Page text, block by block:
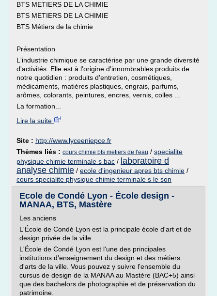
BTS METIERS DE LA CHIMIE
BTS METIERS DE LA CHIMIE
BTS Métiers de la chimie
Présentation
L'industrie chimique se caractérise par une grande diversité
d'activités. Elle est à l'origine d'innombrables produits de
notre quotidien : produits d'entretien, cosmétiques,
médicaments, matières plastiques, engrais, parfums,
arômes, colorants, peintures, encres, vernis, colles ...
La formation...
Lire la suite
Site : http://www.lyceeniepce.fr
Thèmes liés : cours chimie bts metiers de l'eau / specialite
physique chimie terminale s bac / laboratoire d
analyse chimie / ecole d'ingenieur apres bts chimie /
cours specialite physique chimie terminale s le son
Ecole de Condé Lyon - École design -
MANAA, BTS, Mastère
Les anciens
L'École de Condé Lyon est la principale école d'art et de
design privée de la ville.
L'École de Condé Lyon est l'une des principales
institutions d'enseignement du design et des métiers
d'arts de la ville. Vous pouvez y suivre l'ensemble du
cursus de design de la MANAA au Mastère (BAC+5) ainsi
que des bachelors de photographie et de préservation du
patrimoine.